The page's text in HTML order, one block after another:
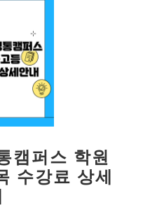
캠퍼스 학원
수강료 상세